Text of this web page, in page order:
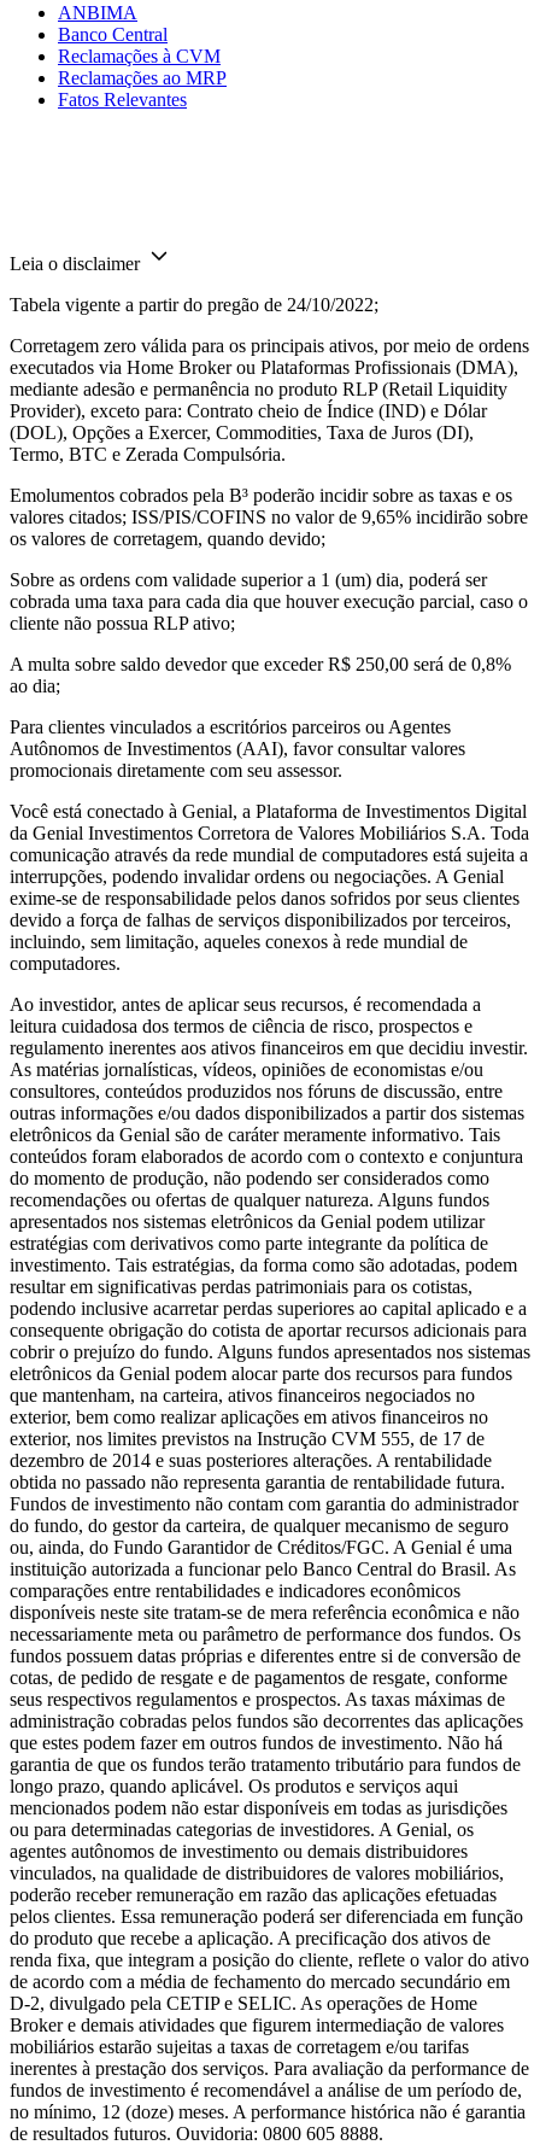
ANBIMA
Banco Central
Reclamações à CVM
Reclamações ao MRP
Fatos Relevantes
Leia o disclaimer
Tabela vigente a partir do pregão de 24/10/2022;
Corretagem zero válida para os principais ativos, por meio de ordens
executados via Home Broker ou Plataformas Profissionais (DMA),
mediante adesão e permanência no produto RLP (Retail Liquidity
Provider), exceto para: Contrato cheio de Índice (IND) e Dólar
(DOL), Opções a Exercer, Commodities, Taxa de Juros (DI),
Termo, BTC e Zerada Compulsória.
Emolumentos cobrados pela B³ poderão incidir sobre as taxas e os
valores citados; ISS/PIS/COFINS no valor de 9,65% incidirão sobre
os valores de corretagem, quando devido;
Sobre as ordens com validade superior a 1 (um) dia, poderá ser
cobrada uma taxa para cada dia que houver execução parcial, caso o
cliente não possua RLP ativo;
A multa sobre saldo devedor que exceder R$ 250,00 será de 0,8%
ao dia;
Para clientes vinculados a escritórios parceiros ou Agentes
Autônomos de Investimentos (AAI), favor consultar valores
promocionais diretamente com seu assessor.
Você está conectado à Genial, a Plataforma de Investimentos Digital
da Genial Investimentos Corretora de Valores Mobiliários S.A. Toda
comunicação através da rede mundial de computadores está sujeita a
interrupções, podendo invalidar ordens ou negociações. A Genial
exime-se de responsabilidade pelos danos sofridos por seus clientes
devido a força de falhas de serviços disponibilizados por terceiros,
incluindo, sem limitação, aqueles conexos à rede mundial de
computadores.
Ao investidor, antes de aplicar seus recursos, é recomendada a
leitura cuidadosa dos termos de ciência de risco, prospectos e
regulamento inerentes aos ativos financeiros em que decidiu investir.
As matérias jornalísticas, vídeos, opiniões de economistas e/ou
consultores, conteúdos produzidos nos fóruns de discussão, entre
outras informações e/ou dados disponibilizados a partir dos sistemas
eletrônicos da Genial são de caráter meramente informativo. Tais
conteúdos foram elaborados de acordo com o contexto e conjuntura
do momento de produção, não podendo ser considerados como
recomendações ou ofertas de qualquer natureza. Alguns fundos
apresentados nos sistemas eletrônicos da Genial podem utilizar
estratégias com derivativos como parte integrante da política de
investimento. Tais estratégias, da forma como são adotadas, podem
resultar em significativas perdas patrimoniais para os cotistas,
podendo inclusive acarretar perdas superiores ao capital aplicado e a
consequente obrigação do cotista de aportar recursos adicionais para
cobrir o prejuízo do fundo. Alguns fundos apresentados nos sistemas
eletrônicos da Genial podem alocar parte dos recursos para fundos
que mantenham, na carteira, ativos financeiros negociados no
exterior, bem como realizar aplicações em ativos financeiros no
exterior, nos limites previstos na Instrução CVM 555, de 17 de
dezembro de 2014 e suas posteriores alterações. A rentabilidade
obtida no passado não representa garantia de rentabilidade futura.
Fundos de investimento não contam com garantia do administrador
do fundo, do gestor da carteira, de qualquer mecanismo de seguro
ou, ainda, do Fundo Garantidor de Créditos/FGC. A Genial é uma
instituição autorizada a funcionar pelo Banco Central do Brasil. As
comparações entre rentabilidades e indicadores econômicos
disponíveis neste site tratam-se de mera referência econômica e não
necessariamente meta ou parâmetro de performance dos fundos. Os
fundos possuem datas próprias e diferentes entre si de conversão de
cotas, de pedido de resgate e de pagamentos de resgate, conforme
seus respectivos regulamentos e prospectos. As taxas máximas de
administração cobradas pelos fundos são decorrentes das aplicações
que estes podem fazer em outros fundos de investimento. Não há
garantia de que os fundos terão tratamento tributário para fundos de
longo prazo, quando aplicável. Os produtos e serviços aqui
mencionados podem não estar disponíveis em todas as jurisdições
ou para determinadas categorias de investidores. A Genial, os
agentes autônomos de investimento ou demais distribuidores
vinculados, na qualidade de distribuidores de valores mobiliários,
poderão receber remuneração em razão das aplicações efetuadas
pelos clientes. Essa remuneração poderá ser diferenciada em função
do produto que recebe a aplicação. A precificação dos ativos de
renda fixa, que integram a posição do cliente, reflete o valor do ativo
de acordo com a média de fechamento do mercado secundário em
D-2, divulgado pela CETIP e SELIC. As operações de Home
Broker e demais atividades que figurem intermediação de valores
mobiliários estarão sujeitas a taxas de corretagem e/ou tarifas
inerentes à prestação dos serviços. Para avaliação da performance de
fundos de investimento é recomendável a análise de um período de,
no mínimo, 12 (doze) meses. A performance histórica não é garantia
de resultados futuros. Ouvidoria: 0800 605 8888.